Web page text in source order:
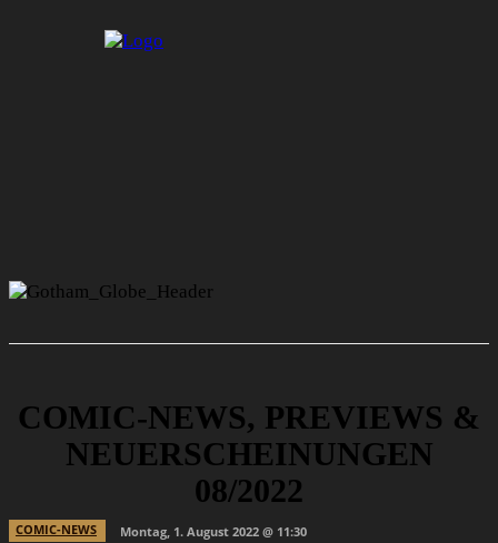
COMIC-NEWS, PREVIEWS &
NEUERSCHEINUNGEN
08/2022
COMIC-NEWS
Montag, 1. August 2022 @ 11:30